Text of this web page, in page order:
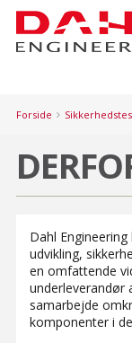
Forside
Dahl
udvikling,
en omfattende
samarbejde
komponenter i